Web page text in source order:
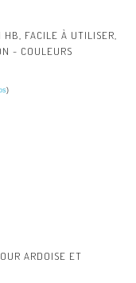
FACILE À UTILISER,
- COULEURS
)
ARDOISE ET